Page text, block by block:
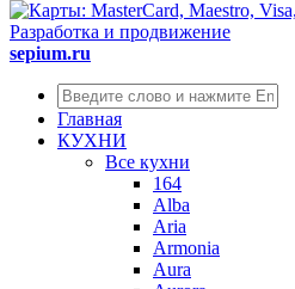
Разработка и продвижение
sepium.ru
Главная
КУХНИ
Все кухни
164
Alba
Aria
Armonia
Aura